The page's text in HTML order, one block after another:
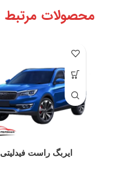
محصولات مرتبط
ایربگ راست فیدلیتی